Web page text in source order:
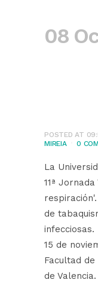
08
POSTED AT
MIREIA
0
La
11ª
de
15 de
Facultad
de Valencia.